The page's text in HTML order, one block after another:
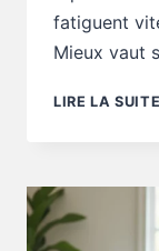
fatiguent
Mieux vaut
LIRE LA SUITE